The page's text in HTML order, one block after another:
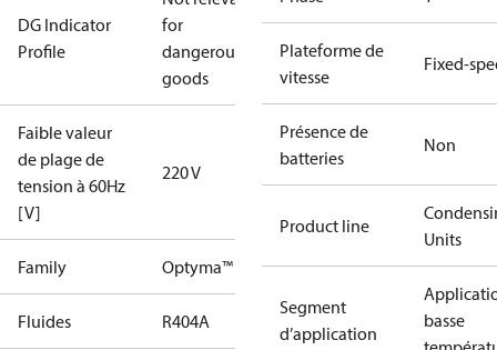
DG Indicator
Profile
for
dangerous
goods
Faible valeur
de plage de
tension à 60Hz
[V]
220 V
Family Optyma™
Fluides R404A
Plateforme de
vitesse
Fixed-
Présence de
batteries
Non
Product line
Units
Segment
d’application
basse